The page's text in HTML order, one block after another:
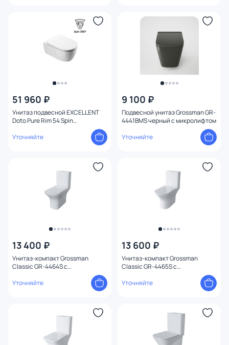
51 960 ₽
Унитаз подвесной EXCELLENT
Doto Pure Rim 54 Spin
Уточняйте
9 100 ₽
Подвесной унитаз Grossman GR-
4441BMS черный с микролифтом
Уточняйте
13 400 ₽
Унитаз-компакт Grossman
Classic GR-4464S с
Уточняйте
13 600 ₽
Унитаз-компакт Grossman
Classic GR-4465S с
Уточняйте